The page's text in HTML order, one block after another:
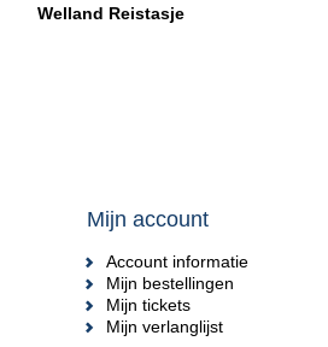
Welland Reistasje
Mijn account
Account informatie
Mijn bestellingen
Mijn tickets
Mijn verlanglijst